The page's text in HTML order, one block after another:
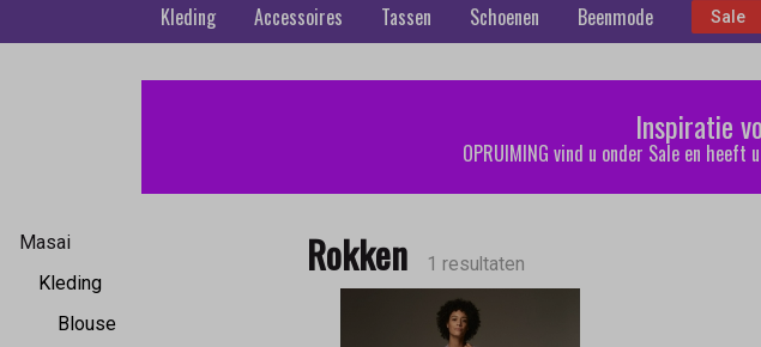
Kleding Accessoires Tassen Schoenen Beenmode Sale
Rokken
Keskusta
Inspiratie
OPRUIMING vind u onder Sale en
Masai
Kleding
Blouse
Rokken 1 resultaten